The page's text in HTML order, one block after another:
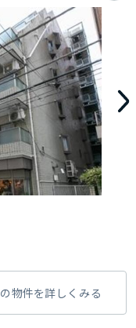
物件を詳しくみる